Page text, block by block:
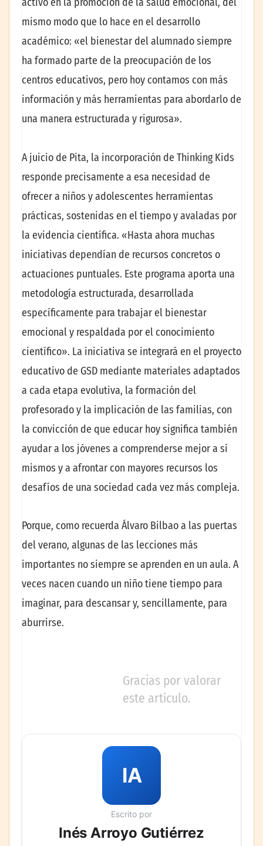
mismo modo que lo hace en el desarrollo
académico: «el bienestar del alumnado siempre
ha formado parte de la preocupación de los
centros educativos, pero hoy contamos con más
información y más herramientas para abordarlo de
una manera estructurada y rigurosa».
A juicio de Pita, la incorporación de Thinking Kids
responde precisamente a esa necesidad de
ofrecer a niños y adolescentes herramientas
prácticas, sostenidas en el tiempo y avaladas por
la evidencia científica. «Hasta ahora muchas
iniciativas dependían de recursos concretos o
actuaciones puntuales. Este programa aporta una
metodología estructurada, desarrollada
específicamente para trabajar el bienestar
emocional y respaldada por el conocimiento
científico». La iniciativa se integrará en el proyecto
educativo de GSD mediante materiales adaptados
a cada etapa evolutiva, la formación del
profesorado y la implicación de las familias, con
la convicción de que educar hoy significa también
ayudar a los jóvenes a comprenderse mejor a sí
mismos y a afrontar con mayores recursos los
desafíos de una sociedad cada vez más compleja.
Porque, como recuerda Álvaro Bilbao a las puertas
del verano, algunas de las lecciones más
importantes no siempre se aprenden en un aula. A
veces nacen cuando un niño tiene tiempo para
imaginar, para descansar y, sencillamente, para
aburrirse.
Gracias por valorar
este artículo.
IA
Escrito por
Inés Arroyo Gutiérrez